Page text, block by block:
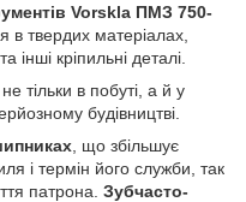
Vorskla ПМЗ 750-
в твердих матеріалах,
інші кріпильні деталі.
тільки в побуті, а й у
будівництві.
, що збільшує
і термін його служби, так
патрона. Зубчасто-